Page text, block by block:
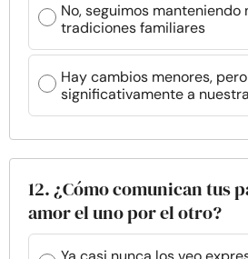
No, seguimos
tradiciones familiares
Hay cambios menores,
significativamente a
12. ¿Cómo comunican tus
amor el uno por el otro?